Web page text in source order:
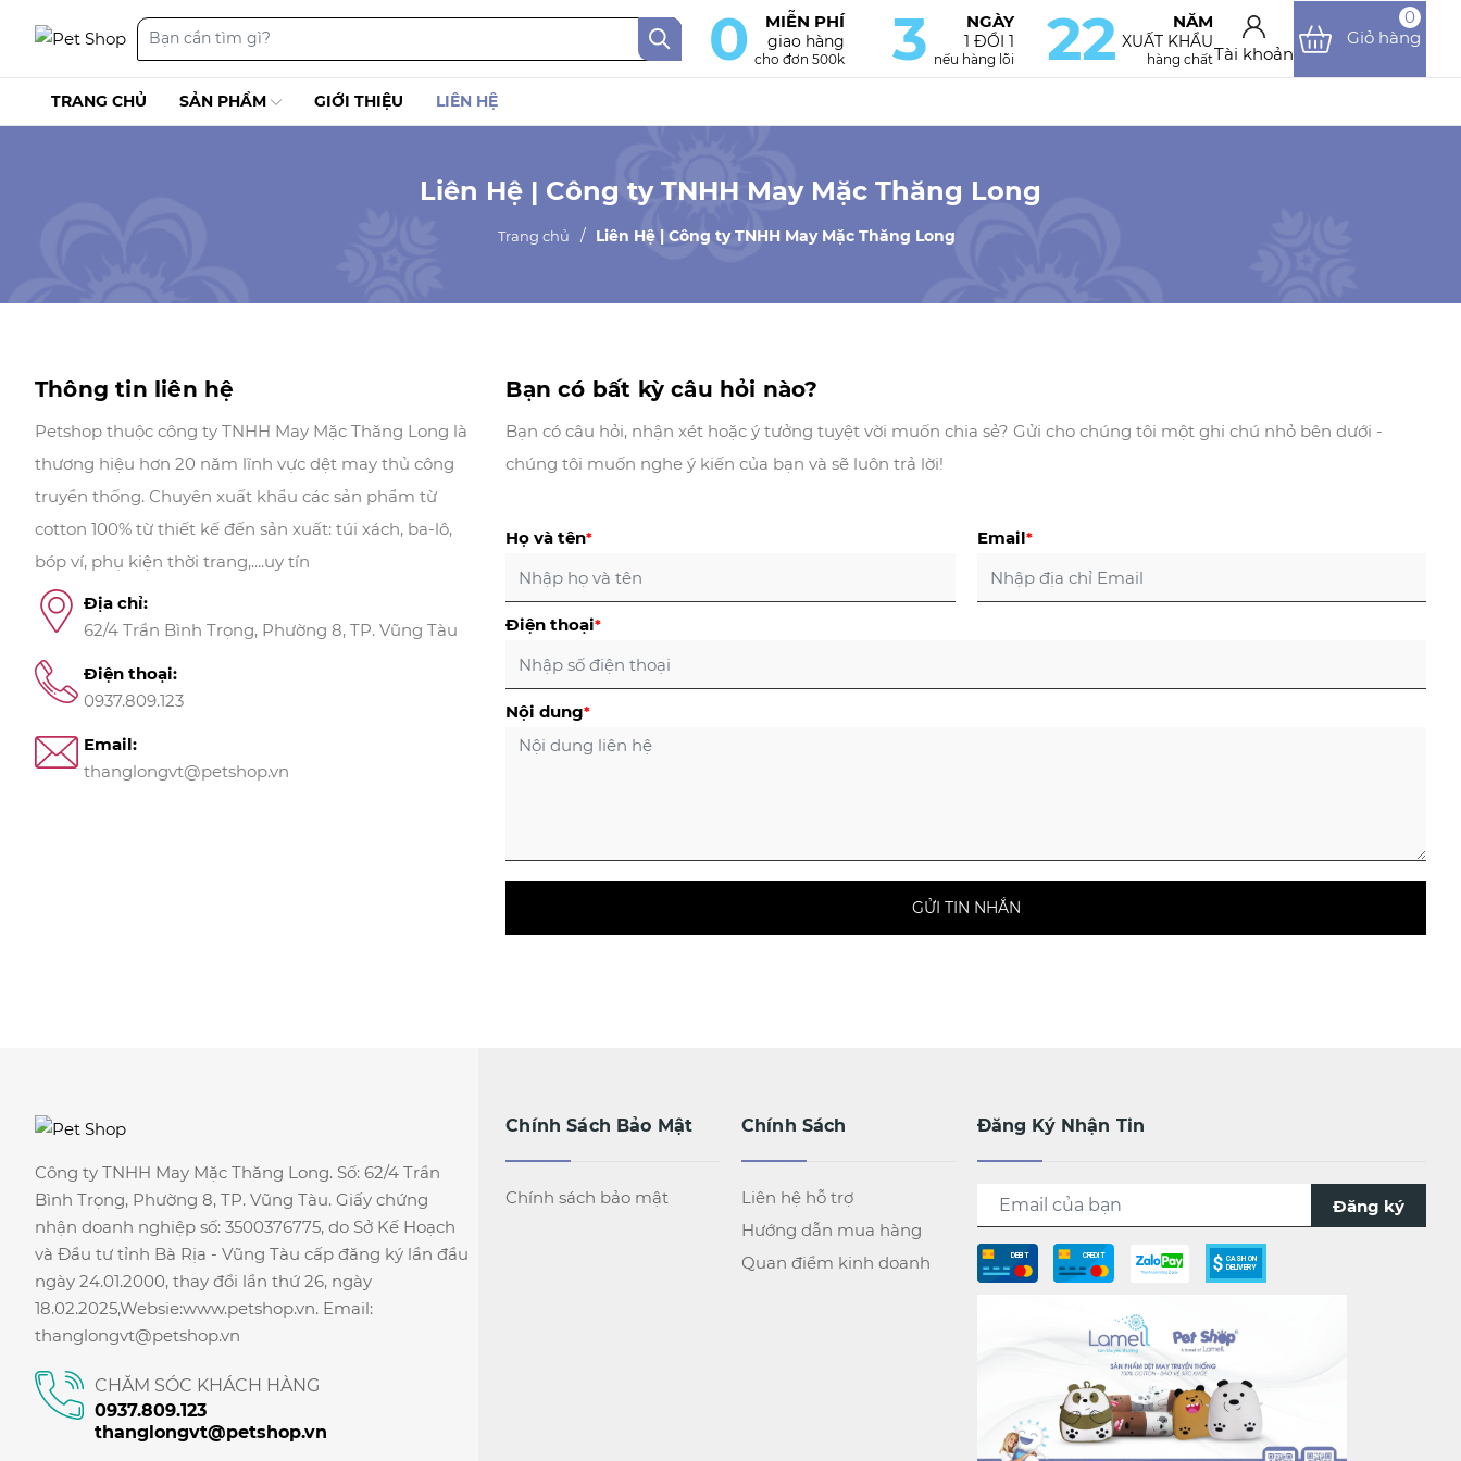
0 MIỄN PHÍ
giao hàng
cho đơn 500k 3 NGÀY
1 ĐỔI 1
nếu hàng lỗi 22 NĂM
XUẤT KHẨU
hàng chấtTài khoản
0
Giỏ hàng
TRANG CHỦ SẢN PHẨM GIỚI THIỆU LIÊN HỆ
Liên Hệ | Công ty TNHH May Mặc Thăng Long
Trang chủ Liên Hệ | Công ty TNHH May Mặc Thăng Long
Thông tin liên hệ
Petshop thuộc công ty TNHH May Mặc Thăng Long là
thương hiệu hơn 20 năm lĩnh vực dệt may thủ công
truyền thống. Chuyên xuất khẩu các sản phẩm từ
cotton 100% từ thiết kế đến sản xuất: túi xách, ba-lô,
bóp ví, phụ kiện thời trang,....uy tín
Địa chỉ:
62/4 Trần Bình Trọng, Phường 8, TP. Vũng Tàu
Điện thoại:
0937.809.123
Email:
thanglongvt@petshop.vn
Bạn có bất kỳ câu hỏi nào?
Bạn có câu hỏi, nhận xét hoặc ý tưởng tuyệt vời muốn chia sẻ? Gửi cho chúng tôi một ghi chú nhỏ bên dưới -
chúng tôi muốn nghe ý kiến của bạn và sẽ luôn trả lời!
Họ và tên* Email*
Điện thoại*
Nội dung*
GỬI TIN NHẮN
Công ty TNHH May Mặc Thăng Long. Số: 62/4 Trần
Bình Trọng, Phường 8, TP. Vũng Tàu. Giấy chứng
nhận doanh nghiệp số: 3500376775, do Sở Kế Hoạch
và Đầu tư tỉnh Bà Rịa - Vũng Tàu cấp đăng ký lần đầu
ngày 24.01.2000, thay đổi lần thứ 26, ngày
18.02.2025,Websie:www.petshop.vn. Email:
thanglongvt@petshop.vn
CHĂM SÓC KHÁCH HÀNG
0937.809.123
thanglongvt@petshop.vn
Chính Sách Bảo Mật
Chính sách bảo mật
Chính Sách
Liên hệ hỗ trợ
Hướng dẫn mua hàng
Quan điểm kinh doanh
Đăng Ký Nhận Tin
Đăng ký